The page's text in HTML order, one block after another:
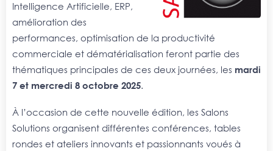
Intelligence Artificielle, ERP,
amélioration des
performances, optimisation de la productivité
commerciale et dématérialisation feront partie des
thématiques principales de ces deux journées, les mardi
7 et mercredi 8 octobre 2025.
À l’occasion de cette nouvelle édition, les Salons
Solutions organisent différentes conférences, tables
rondes et ateliers innovants et passionnants voués à